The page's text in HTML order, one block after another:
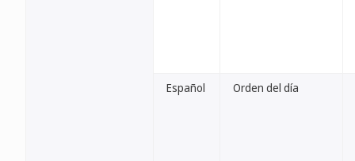
Español Orden del día